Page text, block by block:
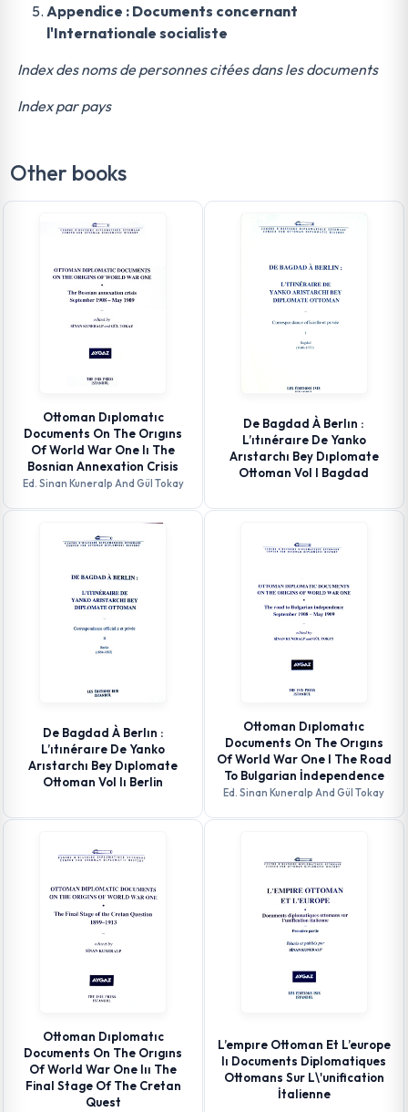
Appendice : Documents concernant
l'Internationale socialiste
Index des noms de personnes citées dans les documents
Index par pays
Other books
Ottoman Dıplomatıc
Documents On The Orıgıns
Of World War One Iı The
Bosnian Annexation Crisis
Ed. Sinan Kuneralp And Gül Tokay
De Bagdad À Berlın :
L’ıtınéraıre De Yanko
Arıstarchı Bey Dıplomate
Ottoman Vol I Bagdad
De Bagdad À Berlın :
L’ıtınéraıre De Yanko
Arıstarchı Bey Dıplomate
Ottoman Vol Iı Berlin
Ottoman Dıplomatıc
Documents On The Orıgıns
Of World War One I The Road
To Bulgarian İndependence
Ed. Sinan Kuneralp And Gül Tokay
Ottoman Dıplomatıc
Documents On The Orıgıns
Of World War One Iıı The
Final Stage Of The Cretan
Quest
L’empıre Ottoman Et L’europe
Iı Documents Diplomatiques
Ottomans Sur L\'unification
İtalienne